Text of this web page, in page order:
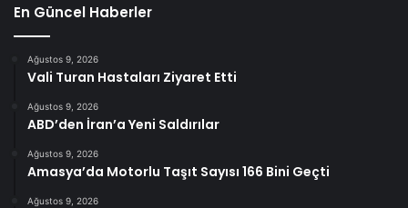
En Güncel Haberler
Ağustos 9, 2026
Vali Turan Hastaları Ziyaret Etti
Ağustos 9, 2026
ABD’den İran’a Yeni Saldırılar
Ağustos 9, 2026
Amasya’da Motorlu Taşıt Sayısı 166 Bini Geçti
Ağustos 9, 2026